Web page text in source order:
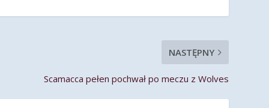
NASTĘPNY
Scamacca pełen pochwał po meczu z Wolves